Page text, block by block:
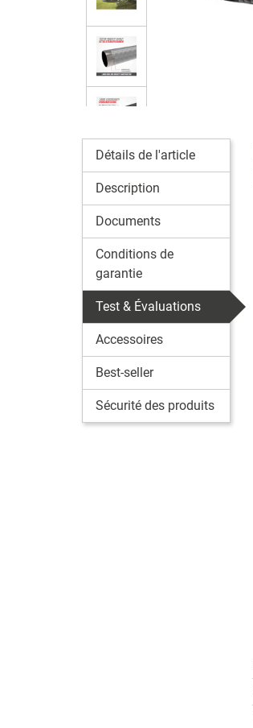
Détails de l'article
Description
Documents
Conditions de
garantie
Test & Évaluations
Accessoires
Best-seller
Sécurité des produits